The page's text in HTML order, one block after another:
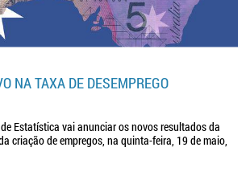
NA TAXA DE DESEMPREGO
Estatística vai anunciar os novos resultados da
criação de empregos, na quinta-feira, 19 de maio,